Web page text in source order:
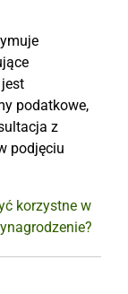
podatkowe,
z
podjęciu
korzystne w